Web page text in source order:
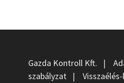
Gazda Kontroll Kft. |
szabályzat|